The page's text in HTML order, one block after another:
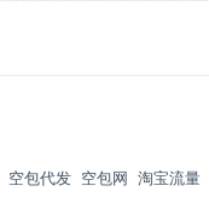
空包代发 空包网 淘宝流量